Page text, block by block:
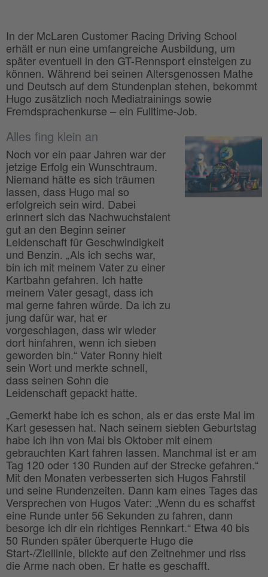
In der McLaren Customer Racing Driving School
erhält er nun eine umfangreiche Ausbildung, um
später eventuell in den GT-Rennsport einsteigen zu
können. Während bei seinen Altersgenossen Mathe
und Deutsch auf dem Stundenplan stehen, bekommt
Hugo zusätzlich noch Mediatrainings sowie
Fremdsprachenkurse – ein Fulltime-Job.
Alles fing klein an
Noch vor ein paar Jahren war der
jetzige Erfolg ein Wunschtraum.
Niemand hätte es sich träumen
lassen, dass Hugo mal so
erfolgreich sein wird. Dabei
erinnert sich das Nachwuchstalent
gut an den Beginn seiner
Leidenschaft für Geschwindigkeit
und Benzin. „Als ich sechs war,
bin ich mit meinem Vater zu einer
Kartbahn gefahren. Ich hatte
meinem Vater gesagt, dass ich
mal gerne fahren würde. Da ich zu
jung dafür war, hat er
vorgeschlagen, dass wir wieder
dort hinfahren, wenn ich sieben
geworden bin.“ Vater Ronny hielt
sein Wort und merkte schnell,
dass seinen Sohn die
Leidenschaft gepackt hatte.
„Gemerkt habe ich es schon, als er das erste Mal im
Kart gesessen hat. Nach seinem siebten Geburtstag
habe ich ihn von Mai bis Oktober mit einem
gebrauchten Kart fahren lassen. Manchmal ist er am
Tag 120 oder 130 Runden auf der Strecke gefahren.“
Mit den Monaten verbesserten sich Hugos Fahrstil
und seine Rundenzeiten. Dann kam eines Tages das
Versprechen von Hugos Vater: „Wenn du es schaffst
eine Runde unter 56 Sekunden zu fahren, dann
besorge ich dir ein richtiges Rennkart.“ Etwa 40 bis
50 Runden später überquerte Hugo die
Start-/Ziellinie, blickte auf den Zeitnehmer und riss
die Arme nach oben. Er hatte es geschafft.